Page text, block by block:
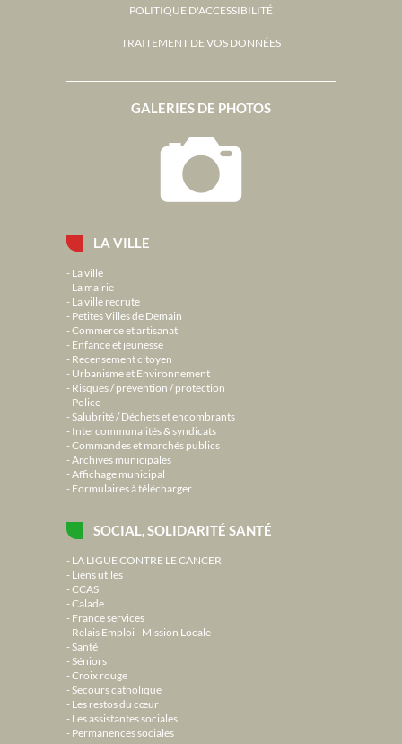
LA VILLE
La ville
La mairie
La ville recrute
Petites Villes de Demain
Commerce et artisanat
Enfance et jeunesse
Recensement citoyen
Urbanisme et Environnement
Risques / prévention / protection
Police
Salubrité / Déchets et encombrants
Intercommunalités & syndicats
Commandes et marchés publics
Archives municipales
Affichage municipal
Formulaires à télécharger
SOCIAL, SOLIDARITÉ SANTÉ
LA LIGUE CONTRE LE CANCER
Liens utiles
CCAS
Calade
France services
Relais Emploi - Mission Locale
Santé
Séniors
Croix rouge
Secours catholique
Les restos du cœur
Les assistantes sociales
Permanences sociales
GALERIES DE PHOTOS
POLITIQUE D'ACCESSIBILITÉ
TRAITEMENT DE VOS DONNÉES